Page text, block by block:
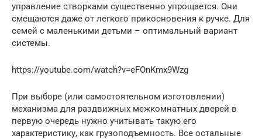
управление створками существенно упрощается. Они
смещаются даже от легкого прикосновения к ручке. Для
семей с маленькими детьми – оптимальный вариант
системы.
https://youtube.com/watch?v=eFOnKmx9Wzg
При выборе (или самостоятельном изготовлении)
механизма для раздвижных межкомнатных дверей в
первую очередь нужно учитывать такую его
характеристику, как грузоподъемность. Все остальные